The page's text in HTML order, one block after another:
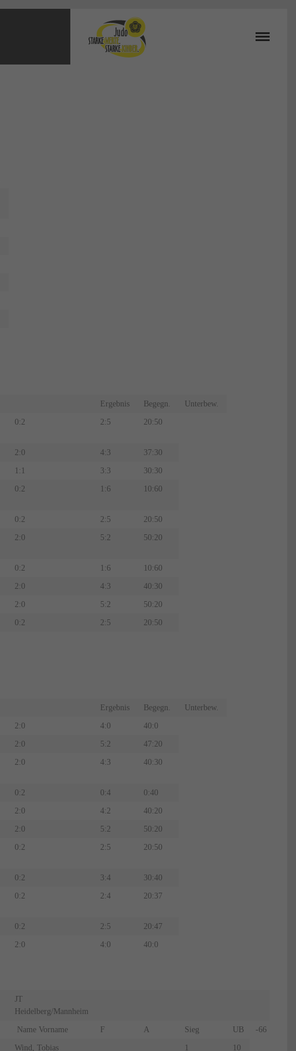
Ergebnis Begegn. Unterbew.
0:2 2:5 20:50
2:0 4:3 37:30
1:1 3:3 30:30
0:2 1:6 10:60
0:2 2:5 20:50
2:0 5:2 50:20
0:2 1:6 10:60
2:0 4:3 40:30
2:0 5:2 50:20
0:2 2:5 20:50
Ergebnis Begegn. Unterbew.
2:0 4:0 40:0
2:0 5:2 47:20
2:0 4:3 40:30
0:2 0:4 0:40
2:0 4:2 40:20
2:0 5:2 50:20
0:2 2:5 20:50
0:2 3:4 30:40
0:2 2:4 20:37
0:2 2:5 20:47
2:0 4:0 40:0
JT
Heidelberg/Mannheim
Name Vorname F A Sieg UB -66
Wind, Tobias 10